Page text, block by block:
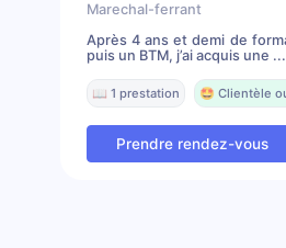
Marechal-ferrant
Après 4 ans et demi de
puis un BTM, j’ai acquis une ...
📖 1 prestation 🤩 Clientèle
Prendre rendez-vous